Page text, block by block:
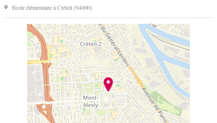
École élémentaire àCréteil (94000)